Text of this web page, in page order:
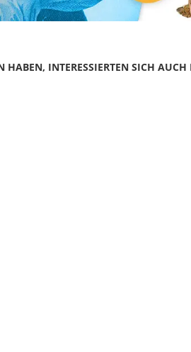
INTERESSIERTEN SICH AUCH